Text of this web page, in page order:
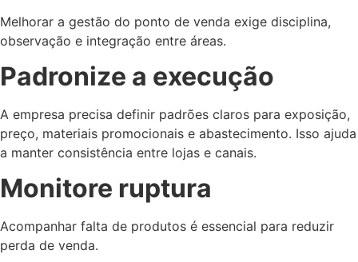
Melhorar a gestão do ponto de venda exige disciplina,
observação e integração entre áreas.
Padronize a execução
A empresa precisa definir padrões claros para exposição,
preço, materiais promocionais e abastecimento. Isso ajuda
a manter consistência entre lojas e canais.
Monitore ruptura
Acompanhar falta de produtos é essencial para reduzir
perda de venda.